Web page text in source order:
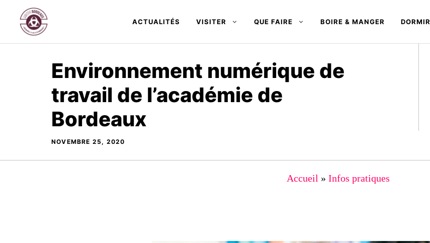
contenu
ACTUALITÉS VISITER QUE FAIRE BOIRE & MANGER DORMIR
Environnement numérique de
travail de l’académie de
Bordeaux
NOVEMBRE 25, 2020
Accueil » Infos pratiques